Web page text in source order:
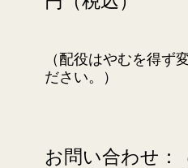
（配役はやむを得ず
ださい。）
お問い合わせ：